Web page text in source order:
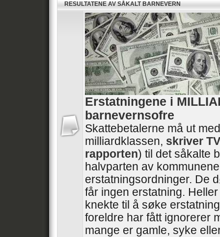
RESULTATENE AV SÅKALT BARNEVERN
Erstatningene i
barnevernsofre
Skattebetalerne må ut
milliardklassen, skriver
rapporten) til det såkalte
halvparten av
erstatningsordninger. De
får ingen erstatning.
knekte til å søke
foreldre har fått ignorerer
mange er gamle, syke